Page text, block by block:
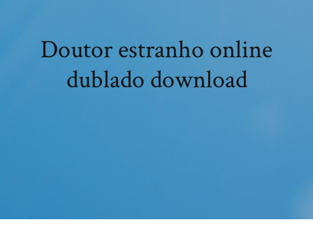
Doutor estranho online
dublado download